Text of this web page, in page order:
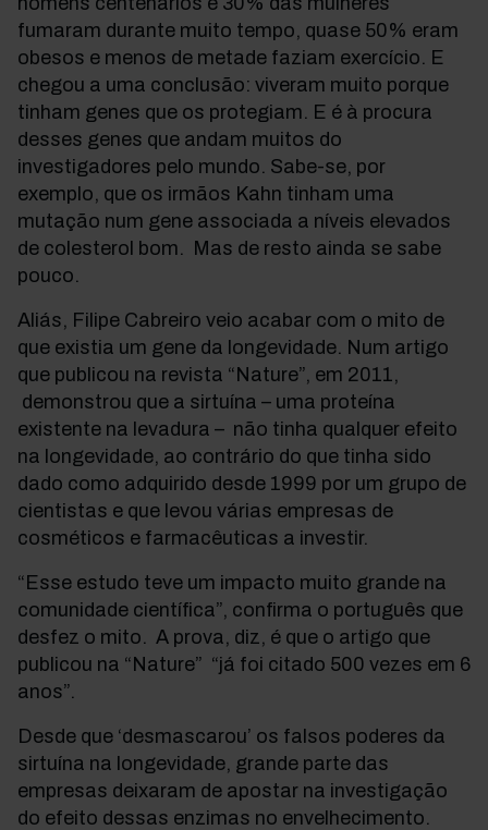
fumaram durante muito tempo, quase 50% eram
obesos e menos de metade faziam exercício. E
chegou a uma conclusão: viveram muito porque
tinham genes que os protegiam. E é à procura
desses genes que andam muitos do
investigadores pelo mundo. Sabe-se, por
exemplo, que os irmãos Kahn tinham uma
mutação num gene associada a níveis elevados
de colesterol bom. Mas de resto ainda se sabe
pouco.
Aliás, Filipe Cabreiro veio acabar com o mito de
que existia um gene da longevidade. Num artigo
que publicou na revista “Nature”, em 2011,
demonstrou que a sirtuína – uma proteína
existente na levadura – não tinha qualquer efeito
na longevidade, ao contrário do que tinha sido
dado como adquirido desde 1999 por um grupo de
cientistas e que levou várias empresas de
cosméticos e farmacêuticas a investir.
“Esse estudo teve um impacto muito grande na
comunidade científica”, confirma o português que
desfez o mito. A prova, diz, é que o artigo que
publicou na “Nature” “já foi citado 500 vezes em 6
anos”.
Desde que ‘desmascarou’ os falsos poderes da
sirtuína na longevidade, grande parte das
empresas deixaram de apostar na investigação
do efeito dessas enzimas no envelhecimento.